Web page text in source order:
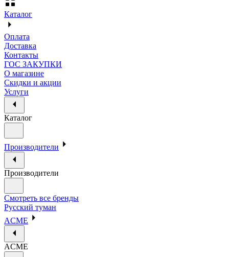
Каталог
Оплата
Доставка
Контакты
ГОС ЗАКУПКИ
О магазине
Скидки и акции
Услуги
Каталог
Производители
Производители
Смотреть все бренды
Русский туман
ACME
ACME